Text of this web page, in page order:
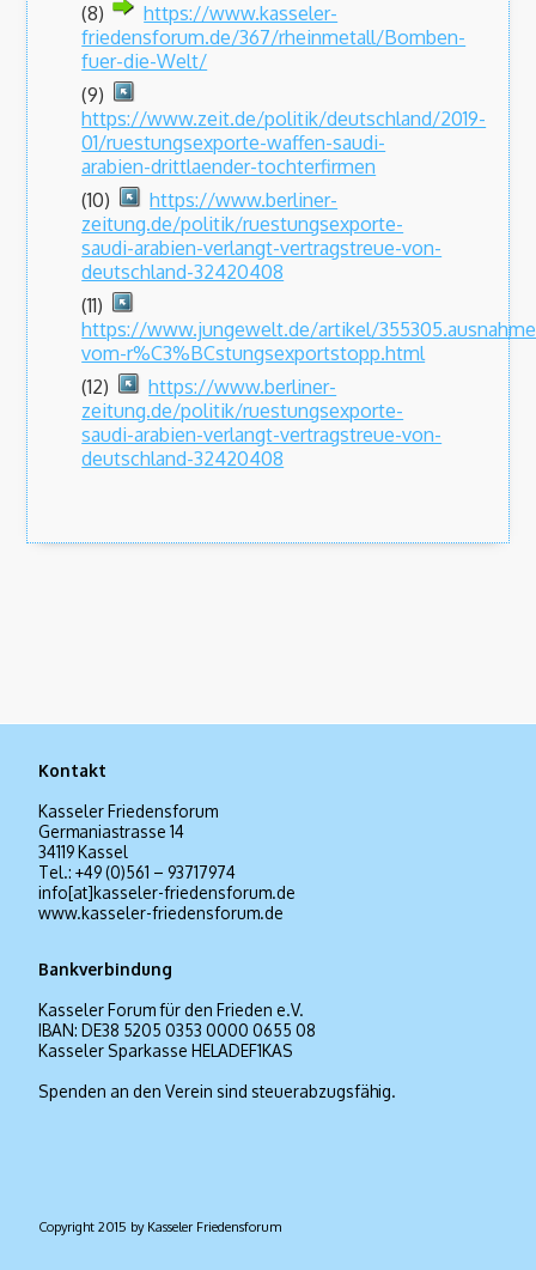
(8)
https://www.kasseler-
friedensforum.de/367/rheinmetall/Bomben-
fuer-die-Welt/
(9)
https://www.zeit.de/politik/deutschland/2019-
01/ruestungsexporte-waffen-saudi-
arabien-drittlaender-tochterfirmen
(10)
https://www.berliner-
zeitung.de/politik/ruestungsexporte-
saudi-arabien-verlangt-vertragstreue-von-
deutschland-32420408
(11)
https://www.jungewelt.de/artikel/
vom-r%C3%BCstungsexportstopp.html
(12)
https://www.berliner-
zeitung.de/politik/ruestungsexporte-
saudi-arabien-verlangt-vertragstreue-von-
deutschland-32420408
Kontakt
Kasseler Friedensforum
Germaniastrasse 14
34119 Kassel
Tel.: +49 (0)561 – 93717974
info[at]kasseler-friedensforum.de
www.kasseler-friedensforum.de
Bankverbindung
Kasseler Forum für den Frieden e.V.
IBAN: DE38 5205 0353 0000 0655 08
Kasseler Sparkasse HELADEF1KAS
Spenden an den Verein sind steuerabzugsfähig.
Copyright 2015 by Kasseler Friedensforum